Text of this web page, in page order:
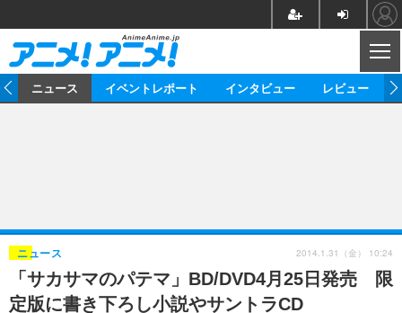
ゲーム グッズ
海外イベント ビジネス
俳優・タレント アーティスト
アニメ 実写
動画
ニュース イベントレポート インタビュー レビュー
「サカサマのパテマ」BD/DVD4月25日発売 限
定版に書き下ろし小説やサントラCD
ニュース 2014.1.31（金） 10:24